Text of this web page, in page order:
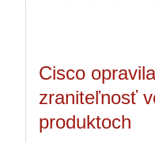
Cisco
zraniteľnosť
produktoch